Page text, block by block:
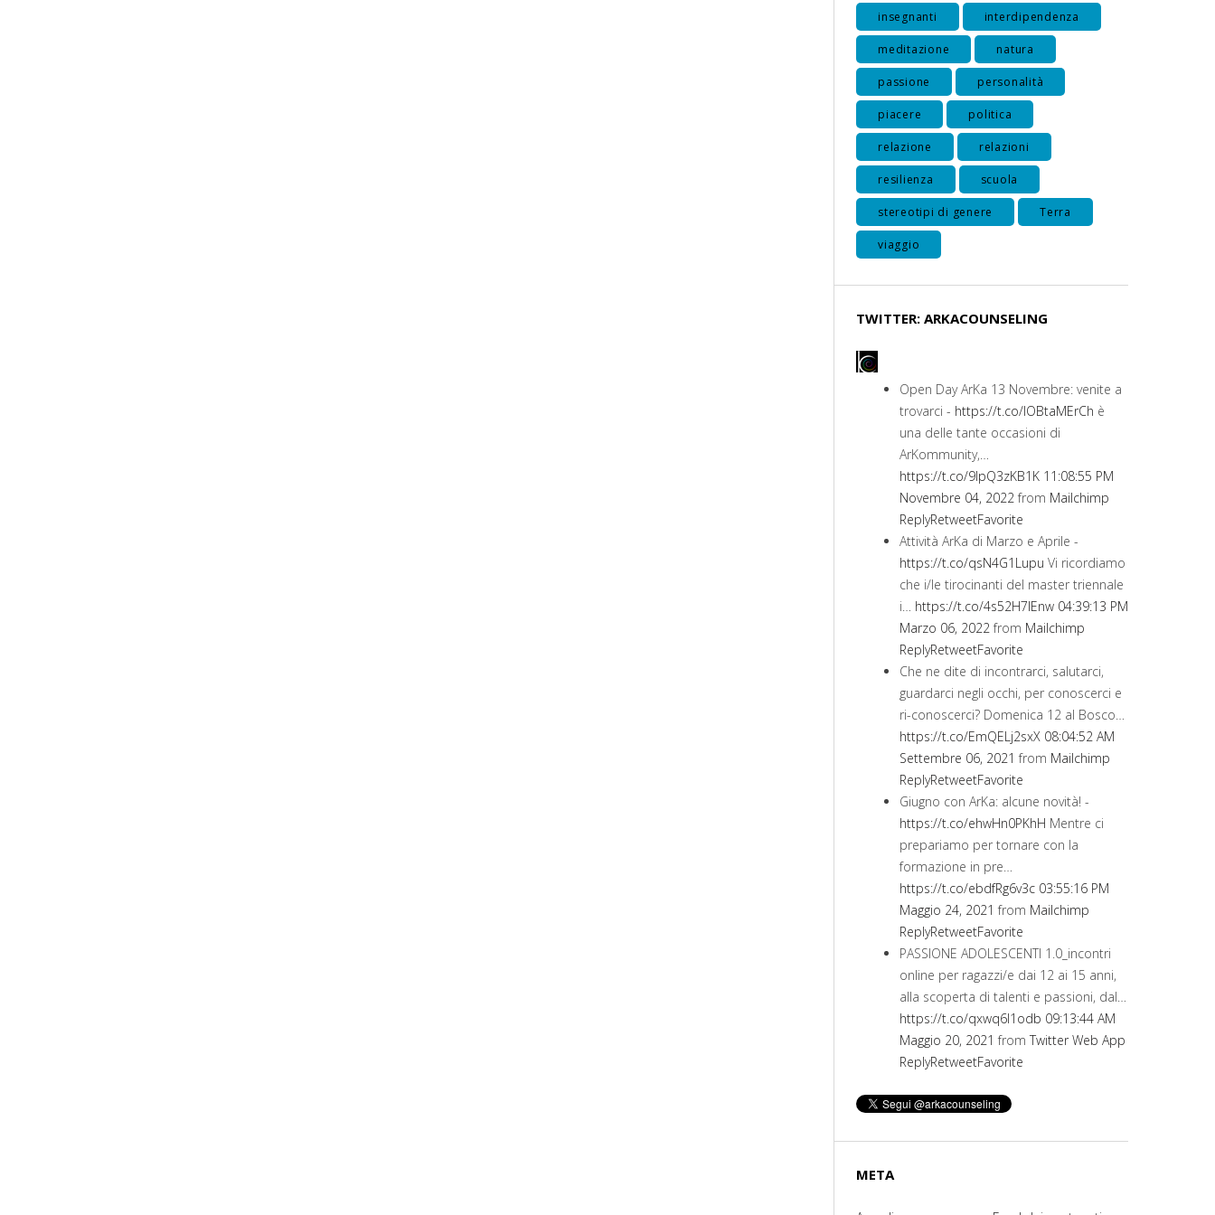
insegnanti interdipendenza
meditazione natura
passione personalità
piacere politica
relazione relazioni
resilienza scuola
stereotipi di genere Terra
viaggio
TWITTER: ARKACOUNSELING
Open Day ArKa 13 Novembre: venite a
trovarci - https://t.co/IOBtaMErCh è
una delle tante occasioni di
ArKommunity,…
https://t.co/9lpQ3zKB1K 11:08:55 PM
Novembre 04, 2022 from Mailchimp
ReplyRetweetFavorite
Attività ArKa di Marzo e Aprile -
https://t.co/qsN4G1Lupu Vi ricordiamo
che i/le tirocinanti del master triennale
i… https://t.co/4s52H7lEnw 04:39:13 PM
Marzo 06, 2022 from Mailchimp
ReplyRetweetFavorite
Che ne dite di incontrarci, salutarci,
guardarci negli occhi, per conoscerci e
ri-conoscerci? Domenica 12 al Bosco…
https://t.co/EmQELj2sxX 08:04:52 AM
Settembre 06, 2021 from Mailchimp
ReplyRetweetFavorite
Giugno con ArKa: alcune novità! -
https://t.co/ehwHn0PKhH Mentre ci
prepariamo per tornare con la
formazione in pre…
https://t.co/ebdfRg6v3c 03:55:16 PM
Maggio 24, 2021 from Mailchimp
ReplyRetweetFavorite
PASSIONE ADOLESCENTI 1.0_incontri
online per ragazzi/e dai 12 ai 15 anni,
alla scoperta di talenti e passioni, dal…
https://t.co/qxwq6I1odb 09:13:44 AM
Maggio 20, 2021 from Twitter Web App
ReplyRetweetFavorite
META